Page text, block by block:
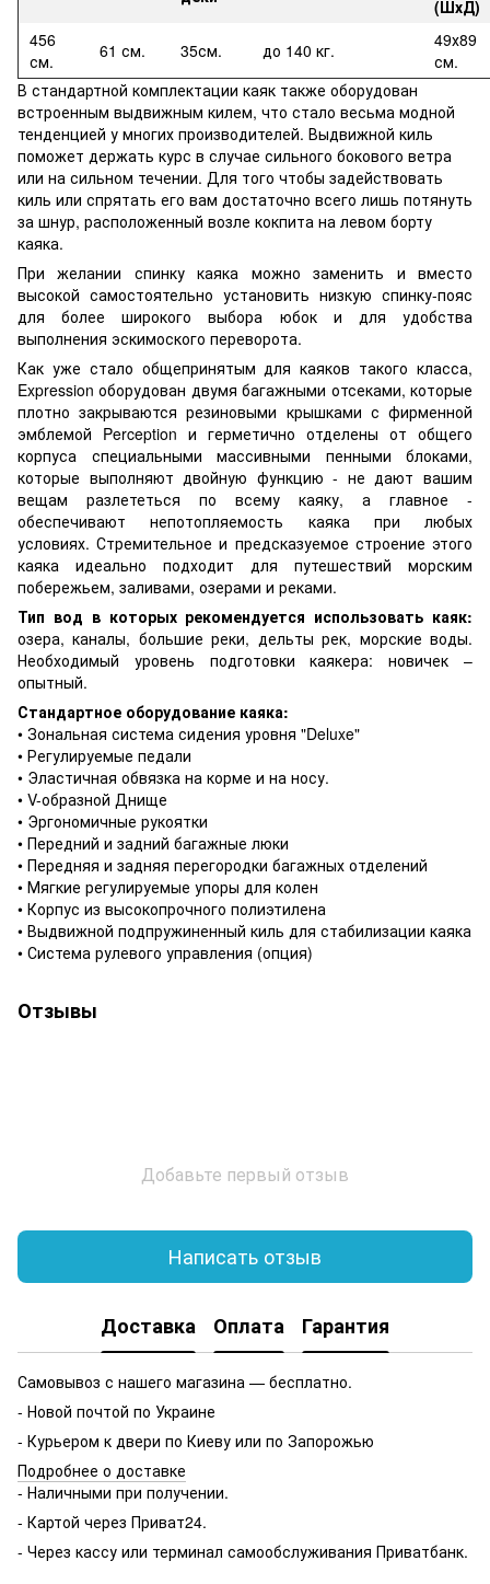
(ШхД)
456
см.
61 см. 35см. до 140 кг.
49х89
см.
В стандартной комплектации каяк также оборудован
встроенным выдвижным килем, что стало весьма модной
тенденцией у многих производителей. Выдвижной киль
поможет держать курс в случае сильного бокового ветра
или на сильном течении. Для того чтобы задействовать
киль или спрятать его вам достаточно всего лишь потянуть
за шнур, расположенный возле кокпита на левом борту
каяка.
При желании спинку каяка можно заменить и вместо
высокой самостоятельно установить низкую спинку-пояс
для более широкого выбора юбок и для удобства
выполнения эскимоского переворота.
Как уже стало общепринятым для каяков такого класса,
Expression оборудован двумя багажными отсеками, которые
плотно закрываются резиновыми крышками с фирменной
эмблемой Perception и герметично отделены от общего
корпуса специальными массивными пенными блоками,
которые выполняют двойную функцию - не дают вашим
вещам разлететься по всему каяку, а главное -
обеспечивают непотопляемость каяка при любых
условиях. Стремительное и предсказуемое строение этого
каяка идеально подходит для путешествий морским
побережьем, заливами, озерами и реками.
Тип вод в которых рекомендуется использовать каяк:
озера, каналы, большие реки, дельты рек, морские воды.
Необходимый уровень подготовки каякера: новичек –
опытный.
Стандартное оборудование каяка:
• Зональная система сидения уровня "Deluxe"
• Регулируемые педали
• Эластичная обвязка на корме и на носу.
• V-образной Днище
• Эргономичные рукоятки
• Передний и задний багажные люки
• Передняя и задняя перегородки багажных отделений
• Мягкие регулируемые упоры для колен
• Корпус из высокопрочного полиэтилена
• Выдвижной подпружиненный киль для стабилизации каяка
• Система рулевого управления (опция)
Отзывы
Добавьте первый отзыв
Написать отзыв
Доставка Оплата Гарантия
Самовывоз с нашего магазина — бесплатно.
- Новой почтой по Украине
- Курьером к двери по Киеву или по Запорожью
Подробнее о доставке
- Наличными при получении.
- Картой через Приват24.
- Через кассу или терминал самообслуживания Приватбанк.